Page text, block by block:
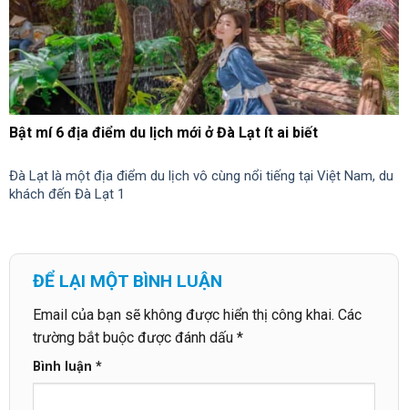
Bật mí 6 địa điểm du lịch mới ở Đà Lạt ít ai biết
Đà Lạt là một địa điểm du lịch vô cùng nổi tiếng tại Việt Nam, du
khách đến Đà Lạt 1
ĐỂ LẠI MỘT BÌNH LUẬN
Email của bạn sẽ không được hiển thị công khai. Các
trường bắt buộc được đánh dấu *
Bình luận *